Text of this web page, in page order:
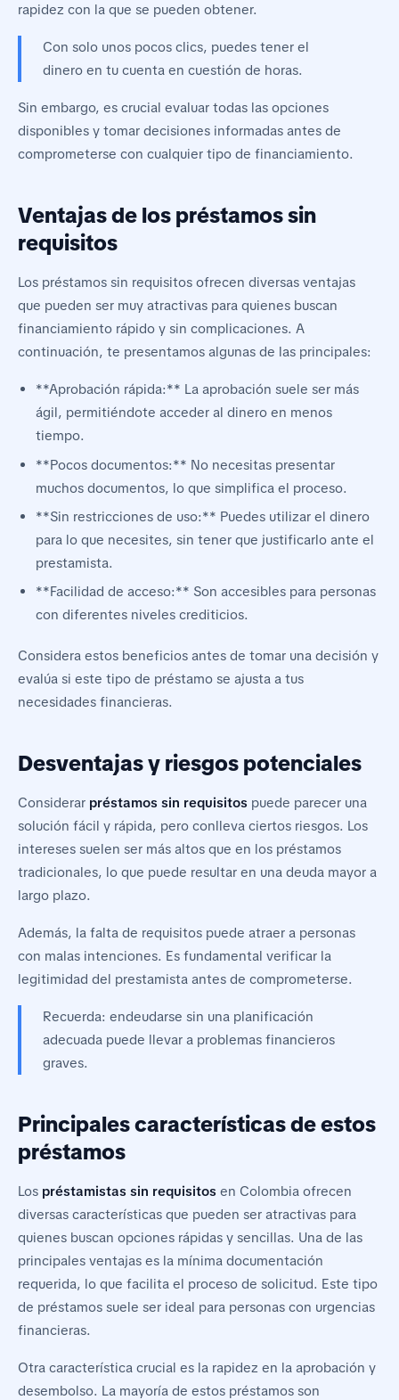
rapidez con la que se pueden obtener.
Con solo unos pocos clics, puedes tener el
dinero en tu cuenta en cuestión de horas.
Sin embargo, es crucial evaluar todas las opciones
disponibles y tomar decisiones informadas antes de
comprometerse con cualquier tipo de financiamiento.
Ventajas de los préstamos sin
requisitos
Los préstamos sin requisitos ofrecen diversas ventajas
que pueden ser muy atractivas para quienes buscan
financiamiento rápido y sin complicaciones. A
continuación, te presentamos algunas de las principales:
**Aprobación rápida:** La aprobación suele ser más
ágil, permitiéndote acceder al dinero en menos
tiempo.
**Pocos documentos:** No necesitas presentar
muchos documentos, lo que simplifica el proceso.
**Sin restricciones de uso:** Puedes utilizar el dinero
para lo que necesites, sin tener que justificarlo ante el
prestamista.
**Facilidad de acceso:** Son accesibles para personas
con diferentes niveles crediticios.
Considera estos beneficios antes de tomar una decisión y
evalúa si este tipo de préstamo se ajusta a tus
necesidades financieras.
Desventajas y riesgos potenciales
Considerar préstamos sin requisitos puede parecer una
solución fácil y rápida, pero conlleva ciertos riesgos. Los
intereses suelen ser más altos que en los préstamos
tradicionales, lo que puede resultar en una deuda mayor a
largo plazo.
Además, la falta de requisitos puede atraer a personas
con malas intenciones. Es fundamental verificar la
legitimidad del prestamista antes de comprometerse.
Recuerda: endeudarse sin una planificación
adecuada puede llevar a problemas financieros
graves.
Principales características de estos
préstamos
Los préstamistas sin requisitos en Colombia ofrecen
diversas características que pueden ser atractivas para
quienes buscan opciones rápidas y sencillas. Una de las
principales ventajas es la mínima documentación
requerida, lo que facilita el proceso de solicitud. Este tipo
de préstamos suele ser ideal para personas con urgencias
financieras.
Otra característica crucial es la rapidez en la aprobación y
desembolso. La mayoría de estos préstamos son